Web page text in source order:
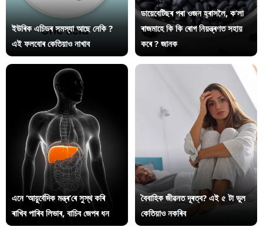
ইউৰিক এচিডৰ সমস্যা আছে নেকি ?
এই ফলবোৰ কেতিয়াও নাখাব
ডায়েবেটিছৰ পৰা ওজন হ্ৰাসলৈ, ক’লা
ৰাজমাহে কি কি ৰোগ নিয়ন্ত্ৰণত সহায়
কৰে ? জানক
এনে ‘আয়ুৰ্বেদিক মন্ত্ৰ’ৰে সুস্থ কৰি
ৰাখিব পাৰিব লিভাৰ, বাচিব জেপৰ ধন
বৈবাহিক জীৱনত দূৰত্ব? এই ৫ টা ভুল
কেতিয়াও নকৰিব